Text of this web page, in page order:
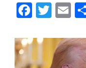
Fa
bo
ok
T
tt
er
E
ail